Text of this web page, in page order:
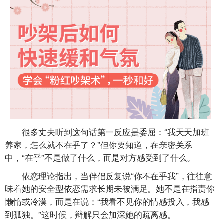
很多丈夫听到这句话第一反应是委屈：“我天天加班
养家，怎么就不在乎了？”但你要知道，在亲密关系
中，“在乎”不是做了什么，而是对方感受到了什么。
依恋理论指出，当伴侣反复说“你不在乎我”，往往意
味着她的安全型依恋需求长期未被满足。她不是在指责你
懒惰或冷漠，而是在说：“我看不见你的情感投入，我感
到孤独。”这时候，辩解只会加深她的疏离感。